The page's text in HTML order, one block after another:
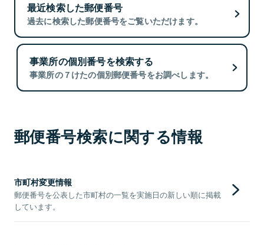
最近検索した郵便番号
過去に検索した郵便番号をご覧いただけます。
事業所の個別番号を検索する
事業所の７けたの個別郵便番号をお調べします。
郵便番号検索に関する情報
市町村変更情報
郵便番号を公表した市町村の一覧を実施日の新しい順に掲載
しています。